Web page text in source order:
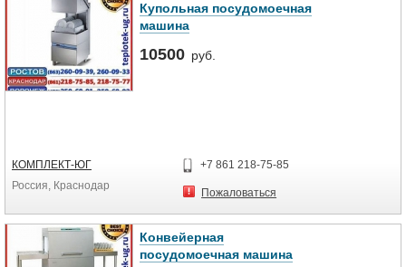
Купольная посудомоечная
машина
10500 руб.
КОМПЛЕКТ-ЮГ
Россия, Краснодар
+7 861 218-75-85
Пожаловаться
Конвейерная
посудомоечная машина